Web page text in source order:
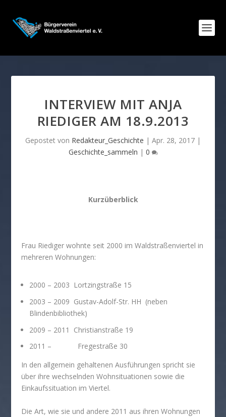
INTERVIEW MIT ANJA
RIEDIGER AM 18.9.2013
Gepostet von Redakteur_Geschichte | Apr. 28, 2017 |
Geschichte_sammeln | 0
Kurzüberblick
Frau Riediger wohnte seit 2000 im Waldstraßenviertel in
mehreren Wohnungen:
2000 – 2003 Lortzingstraße 15
2003 – 2009 Gustav-Adolf-Str. HH (neben
Blindenbibliothek)
2009 – 2011 Christianstraße 19
2011 – Fregestraße 30
In den allgemein gehaltenen Ausführungen spricht sie
über ihre wechselnden Wohnsituationen sowie die
Einkaufssituation im Viertel.
Die Art, wie sie und andere 2011 aus ihren Wohnungen